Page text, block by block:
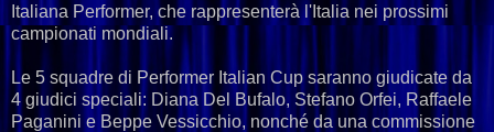
Italiana Performer, che rappresenterà l'Italia nei prossimi
campionati mondiali.
Le 5 squadre di Performer Italian Cup saranno giudicate da
4 giudici speciali: Diana Del Bufalo, Stefano Orfei, Raffaele
Paganini e Beppe Vessicchio, nonché da una commissione